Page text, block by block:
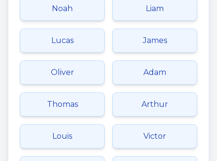
Noah Liam
Lucas James
Oliver Adam
Thomas Arthur
Louis Victor